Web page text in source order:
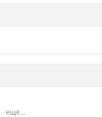
ещё...